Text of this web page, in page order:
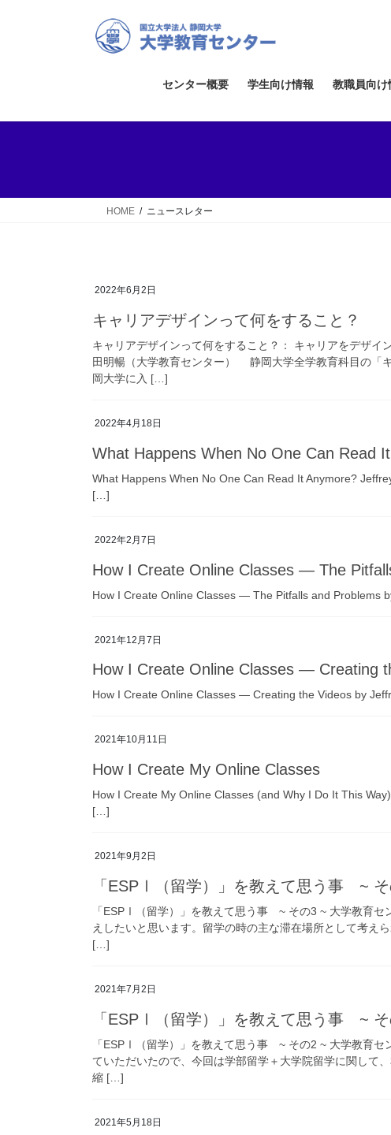
ス
ン
センター概要 学生向け情報 教職員向け
HOME ニュースレター
2022年6月2日
キャリアデザインって何をすること？
キャリアデザインって何をすること？： キャリアをデザ
田明暢（大学教育センター） 静岡大学全学教育科目の「
岡大学に入 […]
2022年4月18日
What Happens When No One Can Read
What Happens When No One Can Read It Anymore?
[…]
2022年2月7日
How I Create Online Classes — The
How I Create Online Classes — The Pitfalls and
2021年12月7日
How I Create Online Classes — Creating
How I Create Online Classes — Creating the Videos by
2021年10月11日
How I Create My Online Classes
How I Create My Online Classes (and Why I Do It This
[…]
2021年9月2日
「ESPⅠ（留学）」を教えて思う事 ~
「ESPⅠ（留学）」を教えて思う事 ~ その3 ~ 大学教育
えしたいと思います。留学の時の主な滞在場所として考え
[…]
2021年7月2日
「ESPⅠ（留学）」を教えて思う事 ~
「ESPⅠ（留学）」を教えて思う事 ~ その2 ~ 大学教育
ていただいたので、今回は学部留学＋大学院留学に関して
縮 […]
2021年5月18日